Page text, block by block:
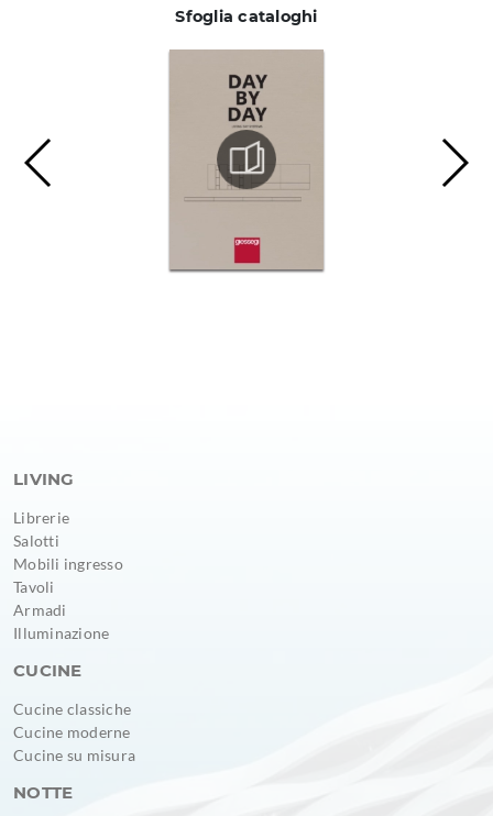
Sfoglia cataloghi
LIVING
Librerie
Salotti
Mobili ingresso
Tavoli
Armadi
Illuminazione
CUCINE
Cucine classiche
Cucine moderne
Cucine su misura
NOTTE